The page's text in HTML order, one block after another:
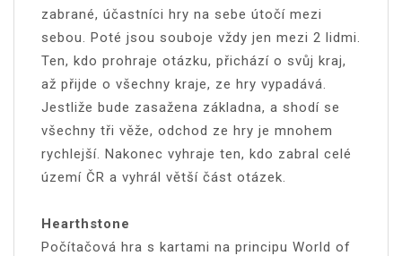
zabrané, účastníci hry na sebe útočí mezi
sebou. Poté jsou souboje vždy jen mezi 2 lidmi.
Ten, kdo prohraje otázku, přichází o svůj kraj,
až přijde o všechny kraje, ze hry vypadává.
Jestliže bude zasažena základna, a shodí se
všechny tři věže, odchod ze hry je mnohem
rychlejší. Nakonec vyhraje ten, kdo zabral celé
území ČR a vyhrál větší část otázek.
Hearthstone
Počítačová hra s kartami na principu World of